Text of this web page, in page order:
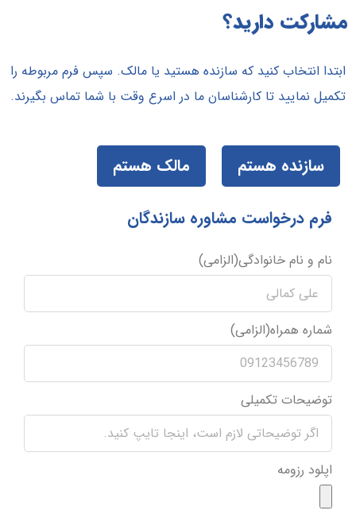
مشارکت دارید؟
ابتدا انتخاب کنید که سازنده هستید یا مالک. سپس فرم مربوطه را
تکمیل نمایید تا کارشناسان ما در اسرع وقت با شما تماس بگیرند.
سازنده هستم مالک هستم
فرم درخواست مشاوره سازندگان
نام و نام خانوادگی(الزامی)
شماره همراه(الزامی)
توضیحات تکمیلی
اپلود رزومه